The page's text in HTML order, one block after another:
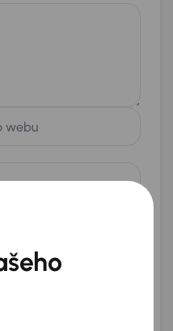
webu
atraktivních slevových